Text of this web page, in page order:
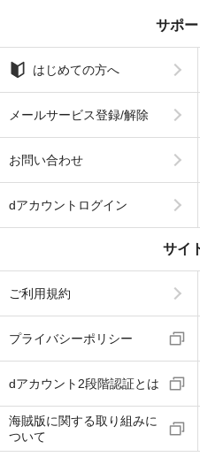
サポ
はじめての方へ
メールサービス登録/解除
お問い合わせ
dアカウントログイン
サイ
ご利用規約
プライバシーポリシー
dアカウント2段階認証とは
海賊版に関する取り組みに
ついて